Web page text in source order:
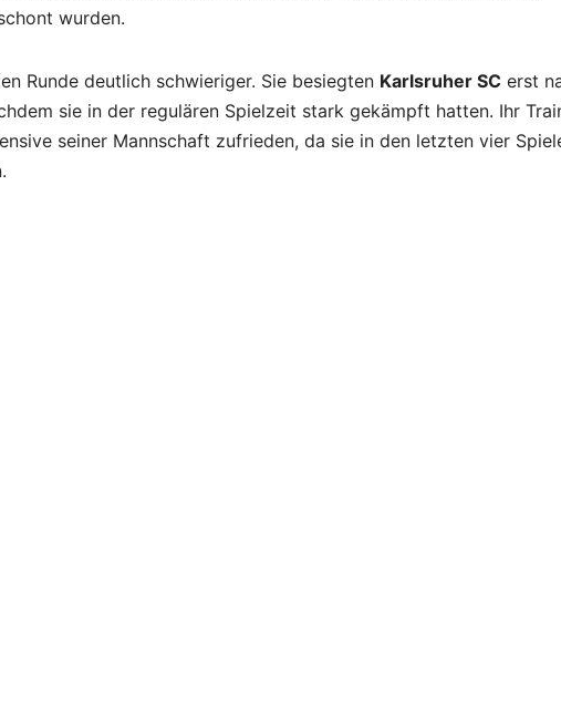
wurden.
Runde deutlich schwieriger. Sie besiegten Karlsruher SC erst
sie in der regulären Spielzeit stark gekämpft hatten. Ihr
seiner Mannschaft zufrieden, da sie in den letzten vier